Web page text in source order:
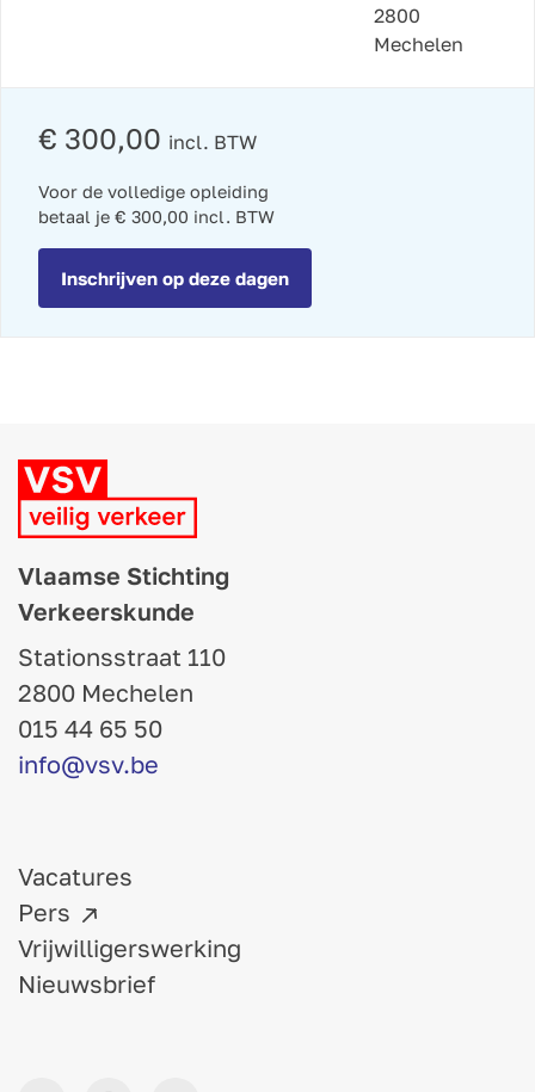
2800
Mechelen
€ 300,00 incl. BTW
Voor de volledige opleiding
betaal je € 300,00 incl. BTW
Inschrijven op deze dagen
Vlaamse Stichting
Verkeerskunde
Stationsstraat 110
2800 Mechelen
015 44 65 50
info@vsv.be
Vacatures
Pers
Vrijwilligerswerking
Nieuwsbrief